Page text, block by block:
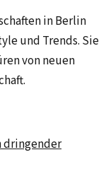
in Berlin
und Trends. Sie
von neuen
dringender